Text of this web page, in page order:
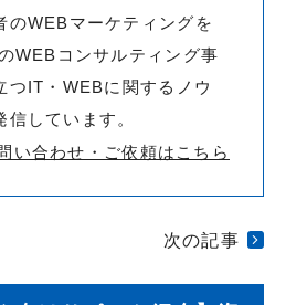
のWEBマーケティングを
WEBコンサルティング事
つIT・WEBに関するノウ
しています。
い合わせ・ご依頼はこちら
次の記事